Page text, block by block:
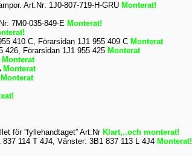
Art.Nr: 1J0-807-719-H-GRU Monterat!
7M0-035-849-E Monterat!
410 C, Förarsidan 1J1 955 409 C Monterat
426, Förarsidan 1J1 955 425 Monterat
Monterat
Monterat
Monterat
för ”fyllehandtaget” Art:Nr Klart,..och monterat!
114 T 4J4, Vänster: 3B1 837 113 L 4J4 Monterat!